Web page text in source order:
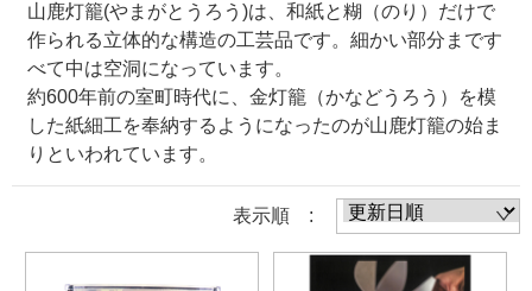
山鹿灯籠(やまがとうろう)は、和紙と糊（のり）だけで
作られる立体的な構造の工芸品です。細かい部分まです
べて中は空洞になっています。
約600年前の室町時代に、金灯籠（かなどうろう）を模
した紙細工を奉納するようになったのが山鹿灯籠の始ま
りといわれています。
表示順 :